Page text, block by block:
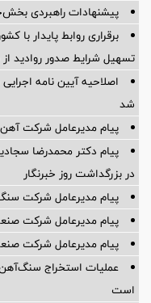
پیشنهادات راهبردی
برقراری روابط پایدار
تسهیل شرایط صدور روادید از
شد
پیام مدیرعامل شرکت آهن
پیام دکتر محمدرضا
در بزرگداشت روز خبرنگار
پیام مدیرعامل شرکت
پیام مدیرعامل شرکت
پیام مدیرعامل شرکت
عملیات استخراج
است